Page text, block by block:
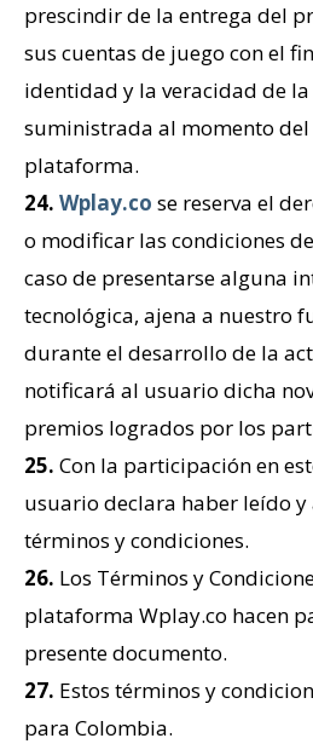
prescindir de la entrega del
sus cuentas de juego con el
identidad y la veracidad de
suministrada al momento
plataforma.
24. Wplay.co se reserva el
o modificar las condiciones
caso de presentarse alguna
tecnológica, ajena a nuestro
durante el desarrollo de la
notificará al usuario dicha
premios logrados por los
25. Con la participación en
usuario declara haber leído y
términos y condiciones.
26. Los Términos y
plataforma Wplay.co hacen
presente documento.
27. Estos términos y
para Colombia.